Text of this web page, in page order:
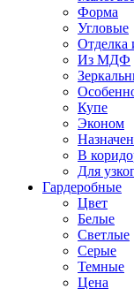
Форма
Угловые
Отделка
Из МДФ
Купе
Эконом
В
Для
Гардеробные
Цвет
Белые
Светлые
Серые
Темные
Цена